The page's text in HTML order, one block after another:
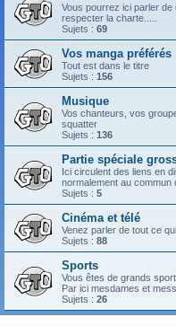
Vous pourrez ici parler
respecter la charte.....
Sujets : 69
Vos manga préférés
Tout est dans le titre
Sujets : 156
Musique
Vos chanteurs, vos
squatter
Sujets : 136
Partie spéciale
Ici circulent des liens en
normalement au commun
Sujets : 5
Cinéma et télé
Venez parler de tout ce
Sujets : 88
Sports
Vous êtes de grands
Par ici mesdames et
Sujets : 26